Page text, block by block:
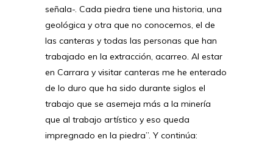
señala-. Cada piedra tiene una historia, una
geológica y otra que no conocemos, el de
las canteras y todas las personas que han
trabajado en la extracción, acarreo. Al estar
en Carrara y visitar canteras me he enterado
de lo duro que ha sido durante siglos el
trabajo que se asemeja más a la minería
que al trabajo artístico y eso queda
impregnado en la piedra”. Y continúa: